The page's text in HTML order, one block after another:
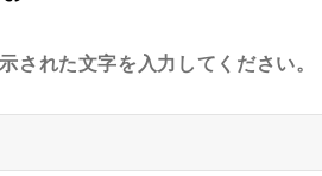
された文字を入力してください。